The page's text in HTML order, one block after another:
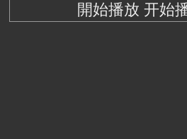
開始播放 开始